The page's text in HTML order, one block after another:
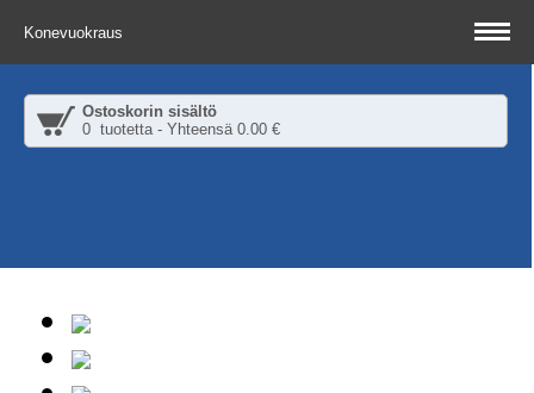
Konevuokraus
Ostoskorin sisältö
0 tuotetta - Yhteensä 0.00 €